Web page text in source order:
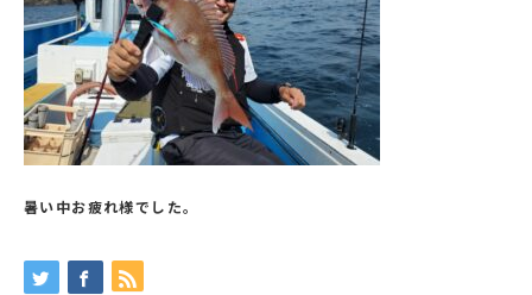
暑い中お疲れ様でした。